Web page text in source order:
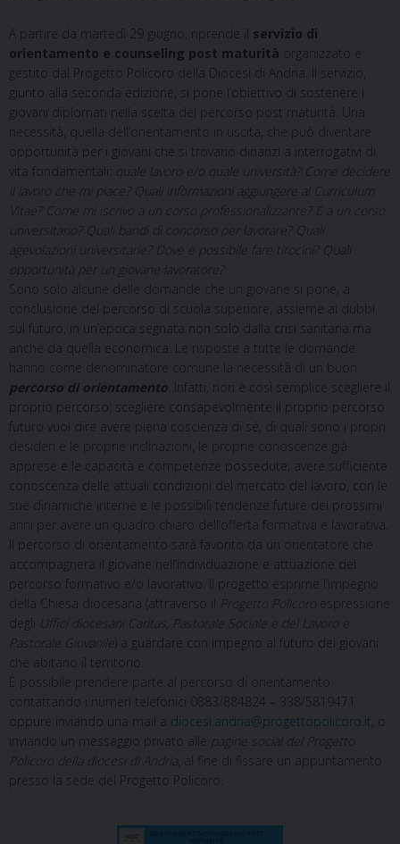
A partire da martedì 29 giugno, riprende il servizio di
orientamento e counseling post maturità organizzato e
gestito dal Progetto Policoro della Diocesi di Andria. Il servizio,
giunto alla seconda edizione, si pone l’obiettivo di sostenere i
giovani diplomati nella scelta del percorso post maturità. Una
necessità, quella dell’orientamento in uscita, che può diventare
opportunità per i giovani che si trovano dinanzi a interrogativi di
vita fondamentali:
quale lavoro e/o quale università? Come decidere
il lavoro che mi piace? Quali informazioni aggiungere al Curriculum
Vitae? Come mi iscrivo a un corso professionalizzante? E a un corso
universitario? Quali bandi di concorso per lavorare? Quali
agevolazioni universitarie? Dove è possibile fare tirocini? Quali
opportunità per un giovane lavoratore?
Sono solo alcune delle domande che un giovane si pone, a
conclusione del percorso di scuola superiore, assieme ai dubbi
sul futuro, in un’epoca segnata non solo dalla crisi sanitaria ma
anche da quella economica. Le risposte a tutte le domande
hanno come denominatore comune la necessità di un buon
percorso di orientamento . Infatti, non è così semplice scegliere il
proprio percorso: scegliere consapevolmente il proprio percorso
futuro vuol dire avere piena coscienza di sé, di quali sono i propri
desideri e le proprie inclinazioni, le proprie conoscenze già
apprese e le capacità e competenze possedute; avere sufficiente
conoscenza delle attuali condizioni del mercato del lavoro, con le
sue dinamiche interne e le possibili tendenze future dei prossimi
anni per avere un quadro chiaro dell’offerta formativa e lavorativa.
Il percorso di orientamento sarà favorito da un orientatore che
accompagnerà il giovane nell’individuazione e attuazione del
percorso formativo e/o lavorativo. Il progetto esprime l’impegno
della Chiesa diocesana (attraverso il
espressione
degli
Pastorale Giovanile
) a guardare con impegno al futuro dei giovani
che abitano il territorio.
È possibile prendere parte al percorso di orientamento
contattando i numeri telefonici 0883/884824 – 338/5819471
oppure inviando una mail a diocesi.andria@progettopolicoro.it
inviando un messaggio privato alle
, al fine di fissare un appuntamento
presso la sede del Progetto Policoro.